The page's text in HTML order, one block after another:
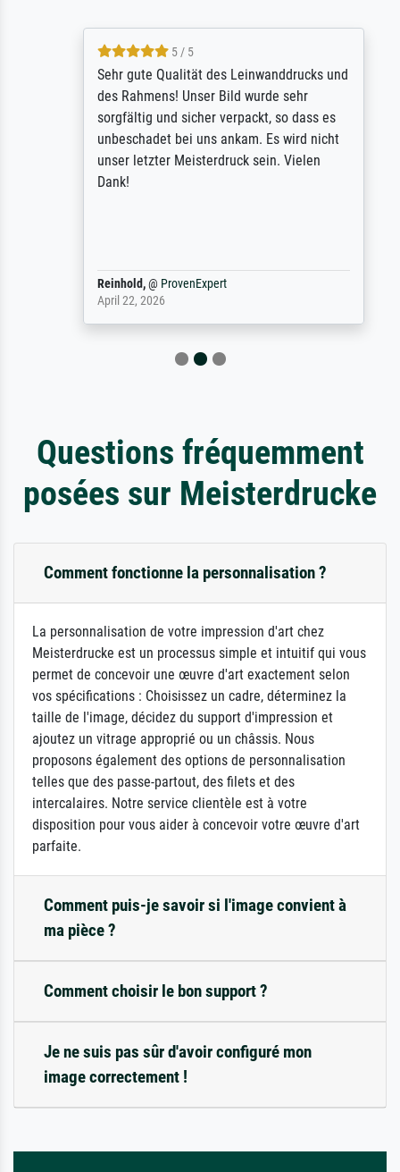
5 / 5
Sehr gute Qualität des Leinwanddrucks und
des Rahmens! Unser Bild wurde sehr
sorgfältig und sicher verpackt, so dass es
unbeschadet bei uns ankam. Es wird nicht
unser letzter Meisterdruck sein. Vielen
Dank!
Reinhold,@ProvenExpert
April 22, 2026
Questions fréquemment
posées sur Meisterdrucke
Comment fonctionne la personnalisation ?
La personnalisation de votre impression d'art chez
Meisterdrucke est un processus simple et intuitif qui vous
permet de concevoir une œuvre d'art exactement selon
vos spécifications : Choisissez un cadre, déterminez la
taille de l'image, décidez du support d'impression et
ajoutez un vitrage approprié ou un châssis. Nous
proposons également des options de personnalisation
telles que des passe-partout, des filets et des
intercalaires. Notre service clientèle est à votre
disposition pour vous aider à concevoir votre œuvre d'art
parfaite.
Comment puis-je savoir si l'image convient à
ma pièce ?
Comment choisir le bon support ?
Je ne suis pas sûr d'avoir configuré mon
image correctement !